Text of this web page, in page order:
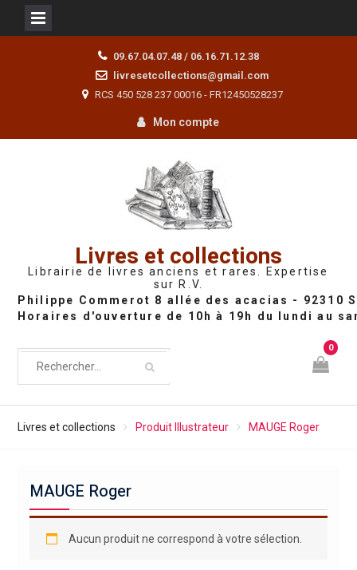
09.67.04.07.48 / 06.16.71.12.38
livresetcollections@gmail.com
RCS 450 528 237 00016 - FR12450528237
Mon compte
Livres et collections
Librairie de livres anciens et rares. Expertise
sur R.V.
0
Livres et collections Produit Illustrateur MAUGE Roger
MAUGE Roger
Aucun produit ne correspond à votre sélection.